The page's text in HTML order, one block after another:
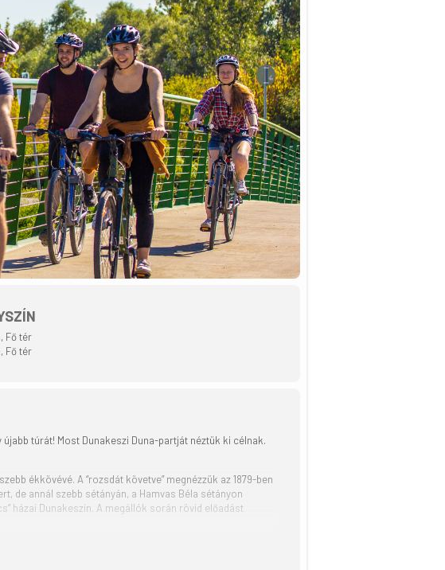
Fő tér
Fő tér
túrát! Most Dunakeszi Duna-partját néztük ki célnak.
ékkövévé. A “rozsdát követve” megnézzük az 1879-ben
de annál szebb sétányán, a Hamvas Béla sétányon
házai Dunakeszin. A megállók során rövid előadást